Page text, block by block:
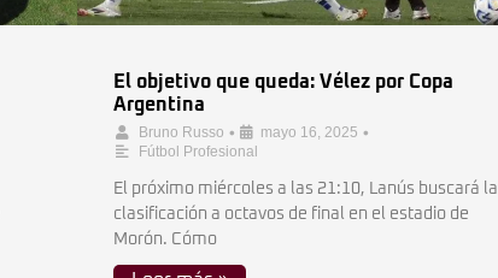
El objetivo que queda: Vélez por Copa
Argentina
Bruno Russo • mayo 16, 2025 •
Fútbol Profesional
El próximo miércoles a las 21:10, Lanús buscará la
clasificación a octavos de final en el estadio de
Morón. Cómo